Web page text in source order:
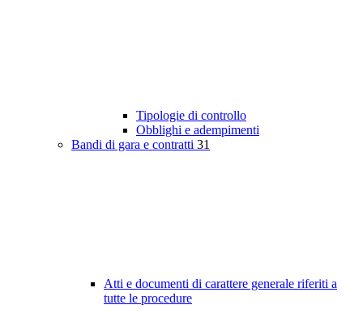
Tipologie di controllo
Obblighi e adempimenti
Bandi di gara e contratti 31
Atti e documenti di carattere generale riferiti a
tutte le procedure